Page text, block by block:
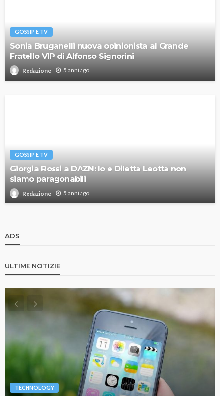
GOSSIP E TV
Sonia Bruganelli nuova opinionista al Grande
Fratello VIP di Alfonso Signorini
Redazione 5 anni ago
GOSSIP E TV
Giorgia Rossi a DAZN: Io e Diletta Leotta non
siamo paragonabili
Redazione 5 anni ago
ADS
ULTIME NOTIZIE
TECHNOLOGY